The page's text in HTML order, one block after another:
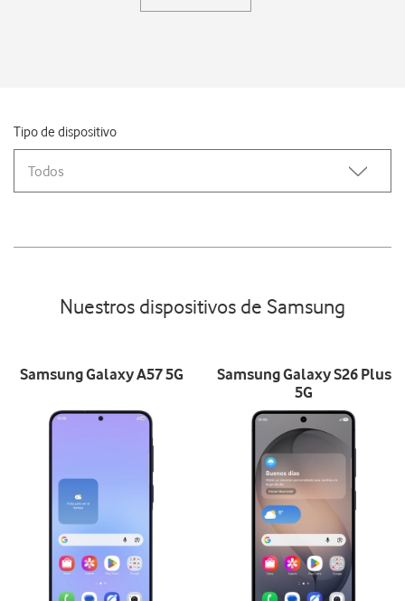
Tipo de dispositivo
Todos
Nuestros dispositivos de Samsung
Samsung Galaxy A57 5G
Samsung Galaxy S26 Plus
5G